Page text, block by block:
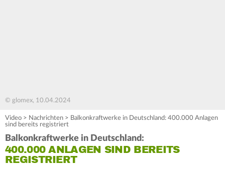
© glomex, 10.04.2024
Video > Nachrichten > Balkonkraftwerke in Deutschland: 400.000 Anlagen
sind bereits registriert
Balkonkraftwerke in Deutschland:
400.000 ANLAGEN SIND BEREITS
REGISTRIERT